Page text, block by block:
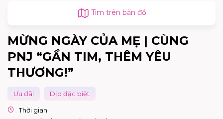
Tìm trên bản đồ
MỪNG NGÀY CỦA MẸ | CÙNG
PNJ “GẦN TIM, THÊM YÊU
THƯƠNG!”
Ưu đãi Dịp đặc biệt
Thời gian